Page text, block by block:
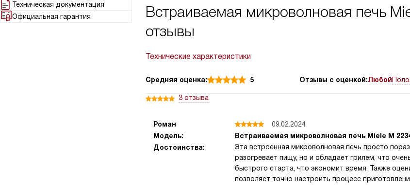
Техническая документация
Официальная гарантия
Встраиваемая микроволновая печь
отзывы
Технические характеристики
Средняя оценка: 5 Отзывы с оценкой:Любой
3 отзыва
Роман
09.02.2024
Модель:
Встраиваемая микроволновая печь Miele M
Достоинства:
Эта встроенная микроволновая печь просто
разогревает пищу, но и обладает грилем, что
быстрого старта, что экономит время. Также
позволяет точно настроить процесс